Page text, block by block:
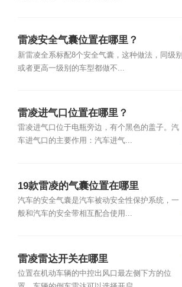
雷凌安全气囊位置在哪里？
新雷凌全系标配8个安全气囊，这种做法，同级别
或者更高一级别的车型都做不...
雷凌进气口位置在哪里？
雷凌进气口位于电瓶旁边，有个黑色的盖子。汽
车进气口的主要作用：汽车进气...
19款雷凌的气囊位置在哪里
汽车的安全气囊是汽车被动安全性保护系统，一
般和汽车的安全带相互配合使用...
雷凌雷达开关在哪里
位置在机动车辆的中控出风口最左侧下方的位